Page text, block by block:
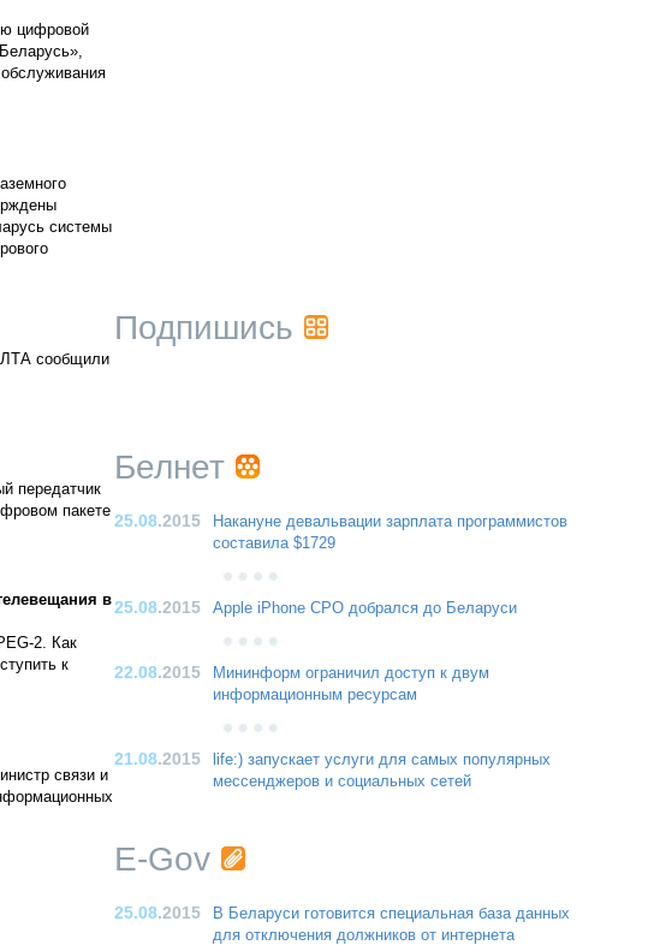
цифровой
системы
сообщили
передатчик
пакете
в
2. Как
к
связи и
Подпишись
Белнет
25.08.2015
Накануне девальвации зарплата программистов
составила $1729
25.08.2015 Apple iPhone CPO добрался до Беларуси
22.08.2015
Мининформ ограничил доступ к двум
информационным ресурсам
21.08.2015
life:) запускает услуги для самых популярных
мессенджеров и социальных сетей
E-Gov
25.08.2015
В Беларуси готовится специальная база данных
для отключения должников от интернета